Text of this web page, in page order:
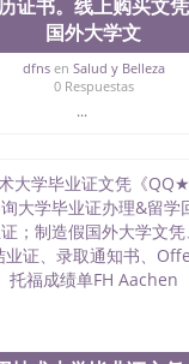
证书。线上购买文
国外大学文
dfnsen Salud y Belleza
0 Respuestas
...